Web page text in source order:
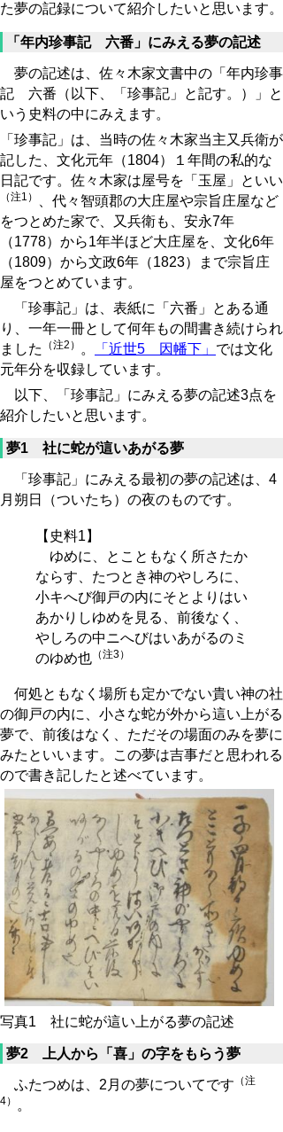
た夢の記録について紹介したいと思います。
「年内珍事記 六番」にみえる夢の記述
夢の記述は、佐々木家文書中の「年内珍事
記 六番（以下、「珍事記」と記す。）」と
いう史料の中にみえます。
「珍事記」は、当時の佐々木家当主又兵衛が
記した、文化元年（1804）１年間の私的な
日記です。佐々木家は屋号を「玉屋」といい
（注1）
、代々智頭郡の大庄屋や宗旨庄屋など
をつとめた家で、又兵衛も、安永7年
（1778）から1年半ほど大庄屋を、文化6年
（1809）から文政6年（1823）まで宗旨庄
屋をつとめています。
「珍事記」は、表紙に「六番」とある通
り、一年一冊として何年もの間書き続けられ
ました
（注2） 。 「近世5 因幡下」 では文化
元年分を収録しています。
以下、「珍事記」にみえる夢の記述3点を
紹介したいと思います。
夢1 社に蛇が這いあがる夢
「珍事記」にみえる最初の夢の記述は、4
月朔日（ついたち）の夜のものです。
【史料1】
ゆめに、とこともなく所さたか
ならす、たつとき神のやしろに、
小キへび御戸の内にそとよりはい
あかりしゆめを見る、前後なく、
やしろの中ニへびはいあがるのミ
のゆめ也 （注3）
何処ともなく場所も定かでない貴い神の社
の御戸の内に、小さな蛇が外から這い上がる
夢で、前後はなく、ただその場面のみを夢に
みたといいます。この夢は吉事だと思われる
ので書き記したと述べています。
写真1 社に蛇が這い上がる夢の記述
夢2 上人から「喜」の字をもらう夢
ふたつめは、2月の夢についてです （注
4）
。